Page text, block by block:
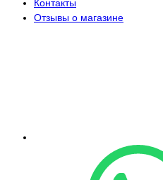
Контакты
Отзывы о магазине